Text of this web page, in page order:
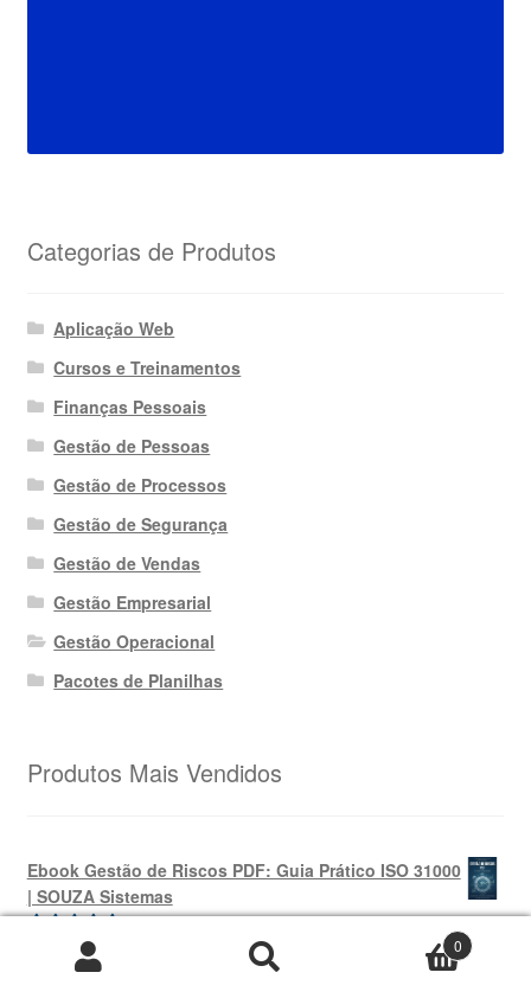
Categorias de Produtos
Aplicação Web
Cursos e Treinamentos
Finanças Pessoais
Gestão de Pessoas
Gestão de Processos
Gestão de Segurança
Gestão de Vendas
Gestão Empresarial
Gestão Operacional
Pacotes de Planilhas
Produtos Mais Vendidos
Ebook Gestão de Riscos PDF: Guia Prático ISO 31000
| SOUZA Sistemas
Avaliação
de 5
69,99O
preço
R$
Pesquisar
Pesquisar
0